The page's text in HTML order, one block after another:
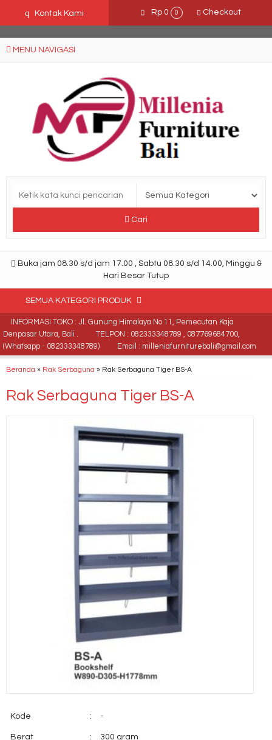
Ffn26mCseQzwzJTw3smpNE8Nti1cAw6hYZWaSDjvoqs
q Kontak Kami Rp 0 0 Checkout
MENU NAVIGASI
Cari
Buka jam 08.30 s/d jam 17.00 , Sabtu 08.30 s/d 14.00, Minggu &
Hari Besar Tutup
SEMUA KATEGORI PRODUK
INFORMASI TOKO : Jl. Gunung Himalaya No 11, Pemecutan Kaja
Denpasar Utara, Bali .
TELPON : 082333348789 , 087769684700,
(Whatsapp - 082333348789)
Email : milleniafurniturebali@gmail.com
Beranda » Rak Serbaguna » Rak Serbaguna Tiger BS-A
Rak Serbaguna Tiger BS-A
Kode : -
Berat : 300 gram